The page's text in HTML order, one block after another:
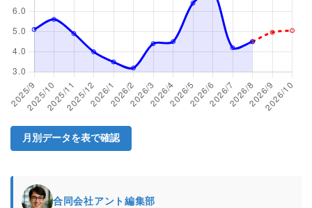
月別データを表で確認
合同会社アント編集部